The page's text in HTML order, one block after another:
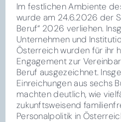
Im festlichen Ambiente
wurde am 24.6.2026 der
Beruf“ 2026 verliehen.
Unternehmen und
Österreich wurden für ihr
Engagement zur
Beruf ausgezeichnet.
Einreichungen aus sechs
machten deutlich, wie
zukunftsweisend
Personalpolitik in